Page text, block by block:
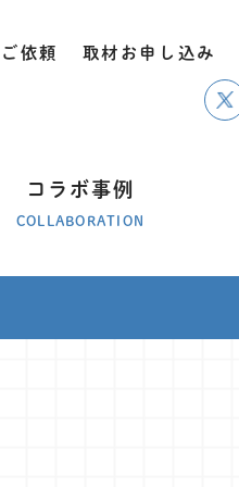
コラボ事例
COLLABORATION
依頼 取材お申し込み